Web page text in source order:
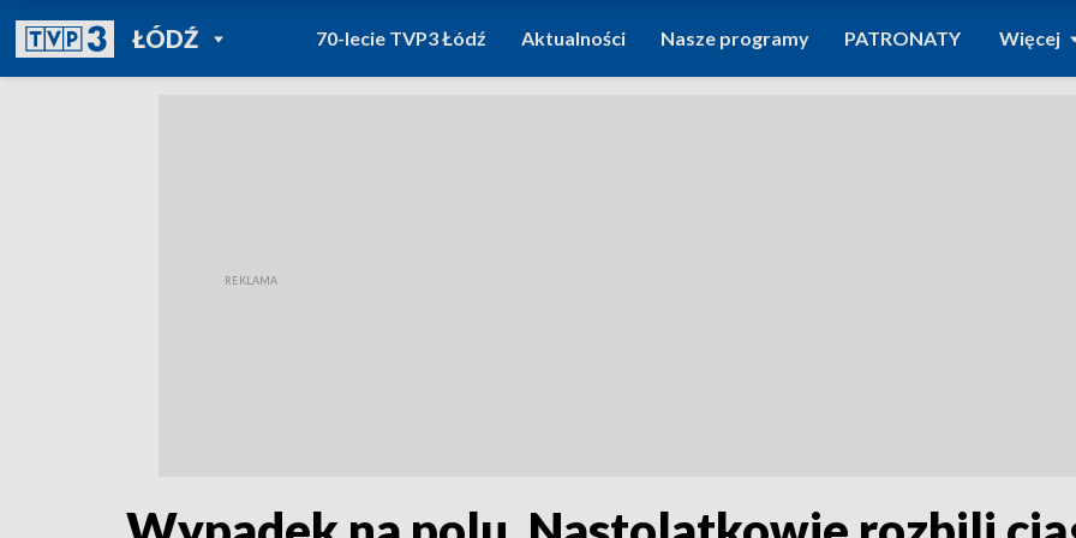
ŁÓDŹPOWRÓT DO
TVP REGIONY
70-lecie TVP3 Łódź Aktualności Nasze programy PATRONATY Więcej